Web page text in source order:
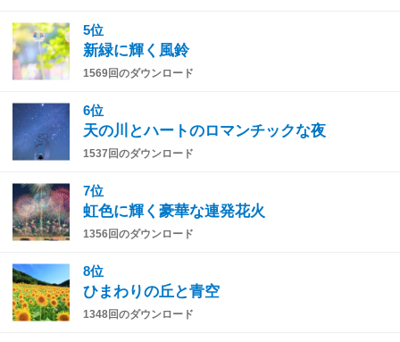
5位
新緑に輝く風鈴
1569回のダウンロード
6位
天の川とハートのロマンチックな夜
1537回のダウンロード
7位
虹色に輝く豪華な連発花火
1356回のダウンロード
8位
ひまわりの丘と青空
1348回のダウンロード